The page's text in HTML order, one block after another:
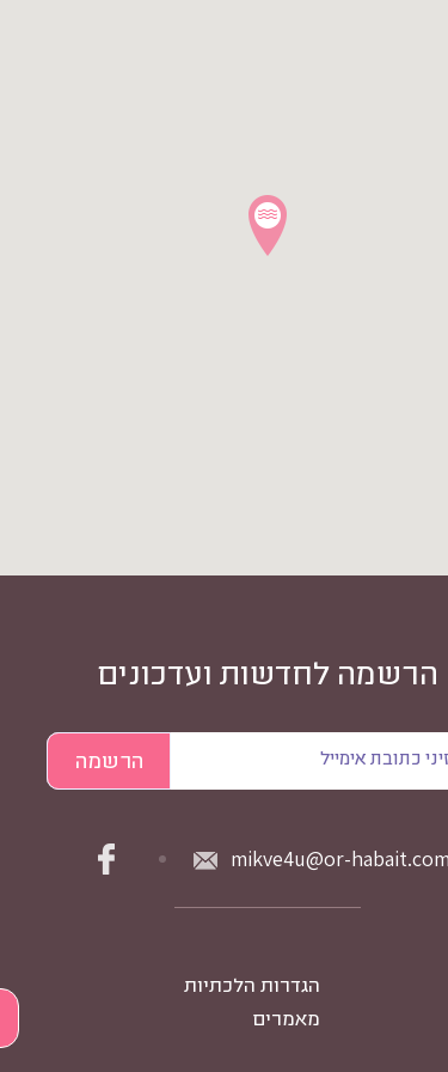
הרשמה לחדשות ועדכונים
mikve4u@or-habait.com
הגדרות הלכתיות
מאמרים